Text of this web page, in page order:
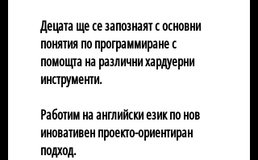
Децата ще се запознаят с основни
понятия по программиране с
помощта на различни хардуерни
инструменти.
Работим на английски език по нов
иновативен проекто-ориентиран
подход.